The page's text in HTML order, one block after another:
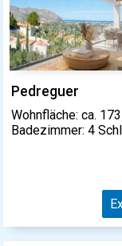
Pedreguer
Wohnfläche: ca.
Badezimmer: 4